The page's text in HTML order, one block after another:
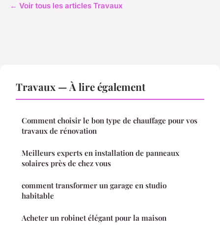
← Voir tous les articles Travaux
Travaux — À lire également
Comment choisir le bon type de chauffage pour vos
travaux de rénovation
Meilleurs experts en installation de panneaux
solaires près de chez vous
comment transformer un garage en studio
habitable
Acheter un robinet élégant pour la maison